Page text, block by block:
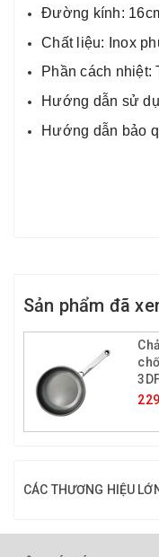
Đường kính:
Chất liệu: Inox
Phần cách nhiệt:
Hướng dẫn sử
Hướng dẫn bảo
Sản phẩm đã
CÁC THƯƠNG HIỆU